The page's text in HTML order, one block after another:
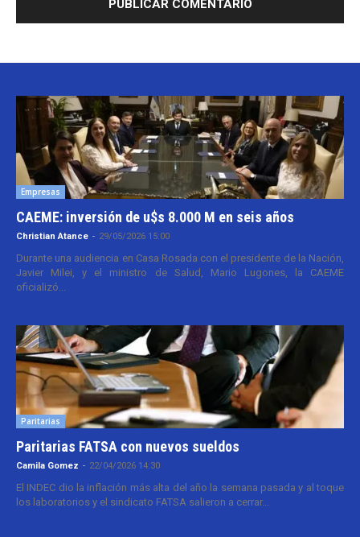
Empresas
CAEME: inversión de u$s 8.000 M en seis años
Christian Atance - 29/05/2026 15:00
Durante una audiencia en Casa Rosada con el presidente de la Nación,
Javier Milei, y el ministro de Salud, Mario Lugones, la CAEME
oficializó...
Paritarias
Paritarias FATSA con nuevos sueldos
Camila Gomez - 22/04/2026 14:30
El INDEC dio la inflación más alta del año la semana pasada y al toque
los laboratorios y el sindicato FATSA salieron a cerrar...